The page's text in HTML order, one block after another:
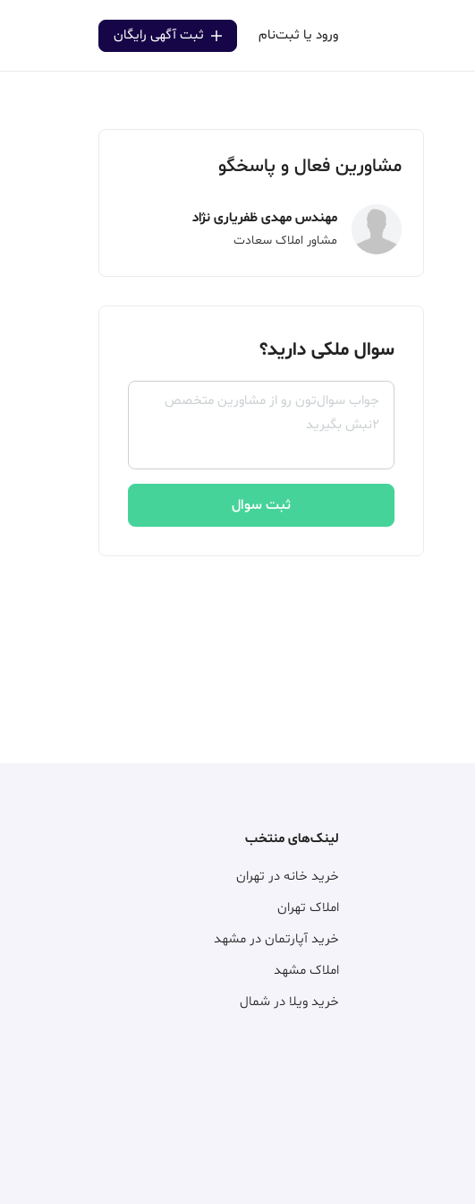
ورود یا ثبت‌نام ثبت آگهی رایگان
مشاورین فعال و پاسخگو
مهندس مهدی ظفریاری نژاد
مشاور املاک سعادت
سوال ملکی دارید؟
ثبت سوال
لینک‌های منتخب
خرید خانه در تهران
املاک تهران
خرید آپارتمان در مشهد
املاک مشهد
خرید ویلا در شمال